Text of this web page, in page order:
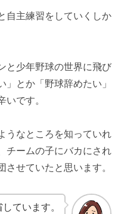
自主練習をしていくしか
と少年野球の世界に飛び
とか「野球辞めたい」
いです。
うなところを知っていれ
チームの子にバカにされ
せていたと思います。
ています。